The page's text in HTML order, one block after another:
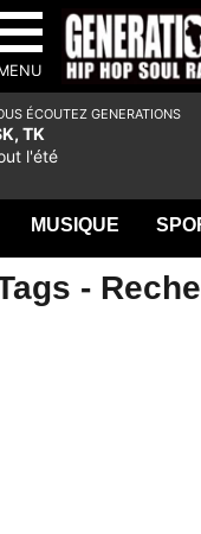
MUSIQUE
-
ÉCOUTEZ GENERATIONS
TK
l'été